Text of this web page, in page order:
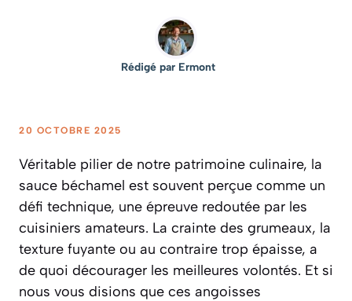
Rédigé par Ermont
20 OCTOBRE 2025
Véritable pilier de notre patrimoine culinaire, la
sauce béchamel est souvent perçue comme un
défi technique, une épreuve redoutée par les
cuisiniers amateurs. La crainte des grumeaux, la
texture fuyante ou au contraire trop épaisse, a
de quoi décourager les meilleures volontés. Et si
nous vous disions que ces angoisses